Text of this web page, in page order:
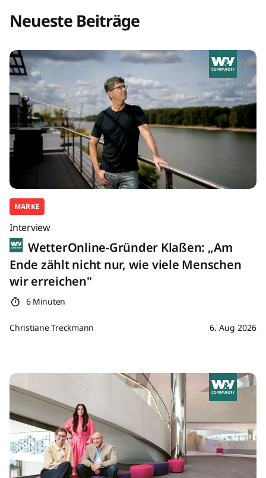
Neueste Beiträge
MARKE
Interview
WetterOnline-Gründer Klaßen: „Am
Ende zählt nicht nur, wie viele Menschen
wir erreichen"
6 Minuten
Christiane Treckmann 6. Aug 2026